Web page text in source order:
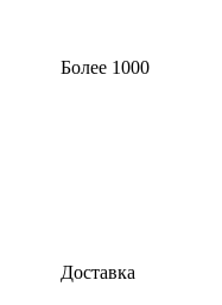
Более 1000
Доставка